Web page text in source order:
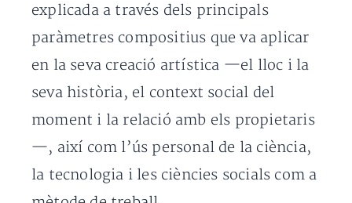
explicada a través dels principals
paràmetres compositius que va aplicar
en la seva creació artística —el lloc i la
seva història, el context social del
moment i la relació amb els propietaris
—, així com l’ús personal de la ciència,
la tecnologia i les ciències socials com a